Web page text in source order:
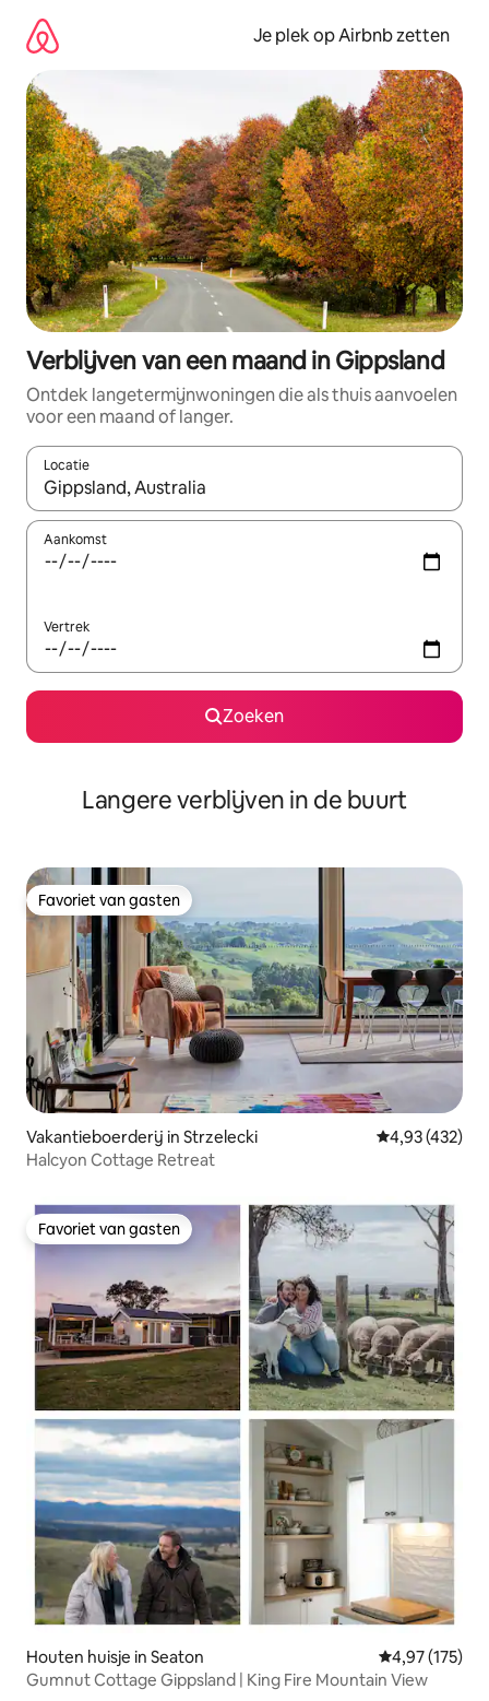
direct
naar
inhoud
Je plek op Airbnb zetten
Verblijven van een maand in Gippsland
Ontdek langetermijnwoningen die als thuis aanvoelen
voor een maand of langer.
Locatie
Wanneer er resultaten beschikbaar zijn, maak je een keuze
Aankomst
Vertrek
Zoeken
Langere verblijven in de buurt
Favoriet van gasten
Favoriet van gasten
Vakantieboerderij in Strzelecki Gemiddelde
4,93 (432)
Halcyon Cottage Retreat
Favoriet van gasten
Favoriet van gasten
Houten huisje in Seaton Gemiddelde
4,97 (175)
Gumnut Cottage Gippsland | King Fire Mountain View